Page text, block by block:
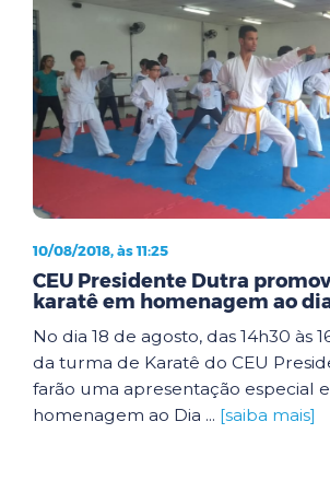
10/08/2018, às 11:25
CEU Presidente Dutra
karatê em homenagem ao
No dia 18 de agosto, das 14h30 às
da turma de Karatê do CEU
farão uma apresentação especial
homenagem ao Dia ... [saiba mais]